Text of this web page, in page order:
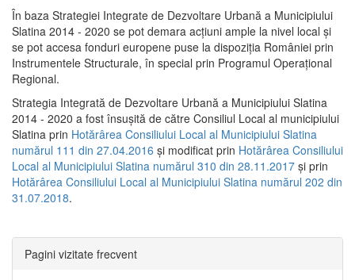
În baza Strategiei Integrate de Dezvoltare Urbană a Municipiului
Slatina 2014 - 2020 se pot demara acţiuni ample la nivel local şi
se pot accesa fonduri europene puse la dispoziţia României prin
Instrumentele Structurale, în special prin Programul Operațional
Regional.
Strategia Integrată de Dezvoltare Urbană a Municipiului Slatina
2014 - 2020 a fost însuşită de către Consiliul Local al municipiului
Slatina prin Hotărârea Consiliului Local al Municipiului Slatina
numărul 111 din 27.04.2016 și modificat prin Hotărârea Consiliului
Local al Municipiului Slatina numărul 310 din 28.11.2017 și prin
Hotărârea Consiliului Local al Municipiului Slatina numărul 202 din
31.07.2018.
Pagini vizitate frecvent